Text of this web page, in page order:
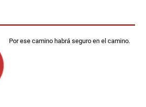
Por ese camino habrá seguro en el camino.